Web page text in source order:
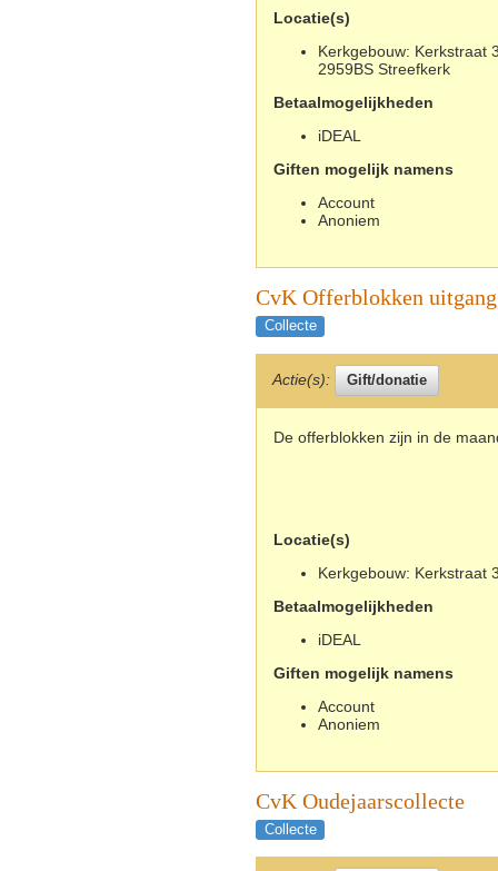
Locatie(s)
Kerkgebouw: Kerkstraat
2959BS Streefkerk
Betaalmogelijkheden
iDEAL
Giften mogelijk namens
Account
Anoniem
CvK Offerblokken uitgang
Collecte
Actie(s):
De offerblokken zijn in de
Locatie(s)
Kerkgebouw: Kerkstraat
Betaalmogelijkheden
iDEAL
Giften mogelijk namens
Account
Anoniem
CvK Oudejaarscollecte
Collecte